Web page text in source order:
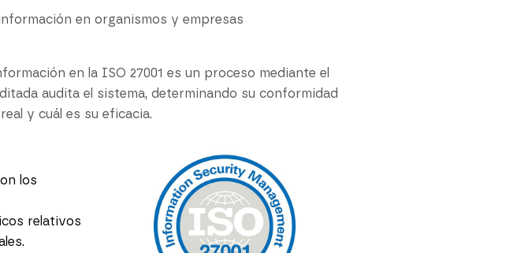
en organismos y empresas
en la ISO 27001 es un proceso mediante el
audita el sistema, determinando su conformidad
y cuál es su eficacia.
los
relativos